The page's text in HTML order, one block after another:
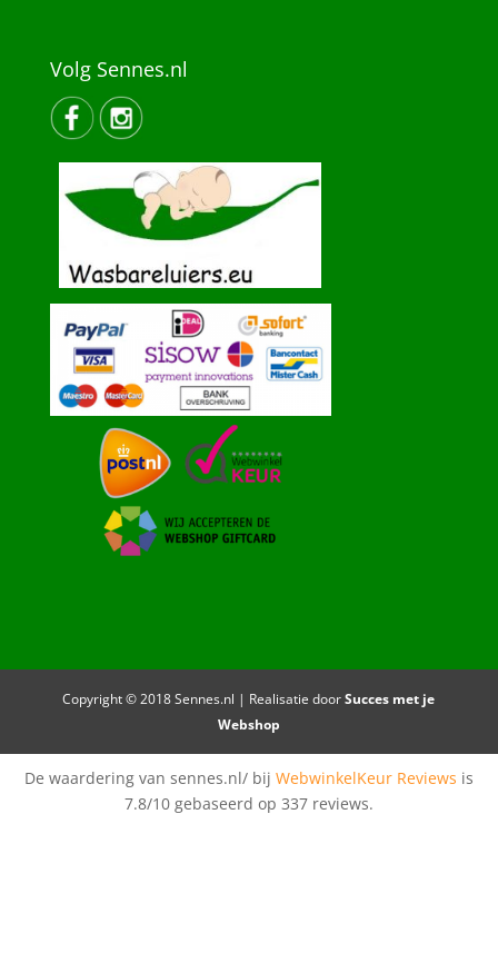
Volg Sennes.nl
Copyright © 2018 Sennes.nl | Realisatie doorSucces met je
Webshop
De waardering van sennes.nl/ bij WebwinkelKeur Reviews is
7.8/10 gebaseerd op 337 reviews.